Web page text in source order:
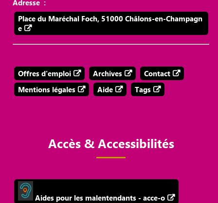
Adresse :
Place du Maréchal Foch, 51000 Châlons-en-Champagn
e
Offres d'emploi Archives
Contact
Mentions légales
Aide Tags
Accès & Accessibilités
Aides pour les malentendants - acce-o